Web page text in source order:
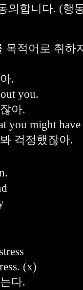
의합니다. (행
목적어로 취하
.
you.
아.
you might have
걱정했잖아.
(x)
다.